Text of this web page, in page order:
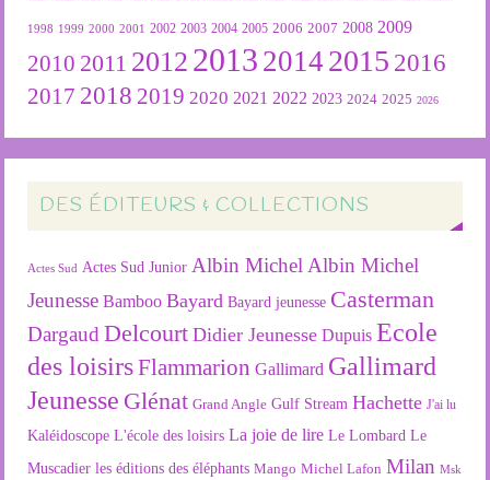
1998 1999 2000 2001 2002 2003 2004 2005 2006 2007 2008 2009
2010 2011 2012 2013 2014 2015 2016
2017 2018 2019 2020 2021 2022 2023 2024 2025 2026
DES ÉDITEURS & COLLECTIONS
Actes Sud Actes Sud Junior Albin Michel Albin Michel
Jeunesse Bamboo Bayard Bayard jeunesse Casterman
Dargaud Delcourt Didier Jeunesse Dupuis Ecole
des loisirsFlammarion Gallimard Gallimard
Jeunesse Glénat Grand Angle Gulf Stream Hachette J'ai lu
Kaléidoscope L'école des loisirs La joie de lire Le Lombard Le
Muscadier les éditions des éléphants Mango Michel Lafon Milan Msk